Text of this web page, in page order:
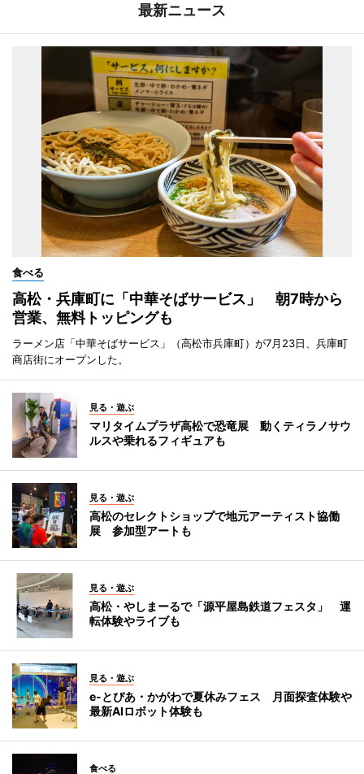
最新ニュース
食べる
高松・兵庫町に「中華そばサービス」 朝7時から
営業、無料トッピングも
ラーメン店「中華そばサービス」（高松市兵庫町）が7月23日、兵庫町
商店街にオープンした。
見る・遊ぶ
マリタイムプラザ高松で恐竜展 動くティラノサウ
ルスや乗れるフィギュアも
見る・遊ぶ
高松のセレクトショップで地元アーティスト協働
展 参加型アートも
見る・遊ぶ
高松・やしまーるで「源平屋島鉄道フェスタ」 運
転体験やライブも
見る・遊ぶ
e-とぴあ・かがわで夏休みフェス 月面探査体験や
最新AIロボット体験も
食べる